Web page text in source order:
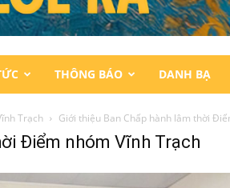
THÔNG BÁO DANH BẠ
Trạch Giới thiệu Ban Chấp hành lâm thời
Điểm nhóm Vĩnh Trạch